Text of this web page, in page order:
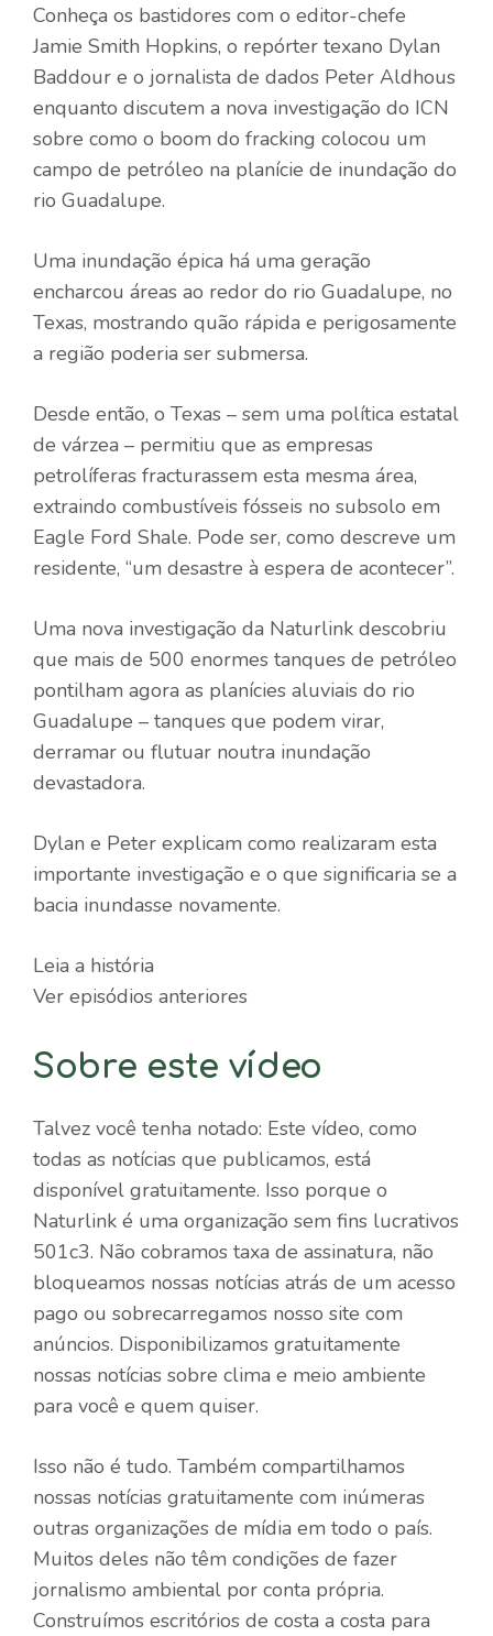
Conheça os bastidores com o editor-chefe
Jamie Smith Hopkins, o repórter texano Dylan
Baddour e o jornalista de dados Peter Aldhous
enquanto discutem a nova investigação do ICN
sobre como o boom do fracking colocou um
campo de petróleo na planície de inundação do
rio Guadalupe.
Uma inundação épica há uma geração
encharcou áreas ao redor do rio Guadalupe, no
Texas, mostrando quão rápida e perigosamente
a região poderia ser submersa.
Desde então, o Texas – sem uma política estatal
de várzea – permitiu que as empresas
petrolíferas fracturassem esta mesma área,
extraindo combustíveis fósseis no subsolo em
Eagle Ford Shale. Pode ser, como descreve um
residente, “um desastre à espera de acontecer”.
Uma nova investigação da Naturlink descobriu
que mais de 500 enormes tanques de petróleo
pontilham agora as planícies aluviais do rio
Guadalupe – tanques que podem virar,
derramar ou flutuar noutra inundação
devastadora.
Dylan e Peter explicam como realizaram esta
importante investigação e o que significaria se a
bacia inundasse novamente.
Leia a história
Ver episódios anteriores
Sobre este vídeo
Talvez você tenha notado: Este vídeo, como
todas as notícias que publicamos, está
disponível gratuitamente. Isso porque o
Naturlink é uma organização sem fins lucrativos
501c3. Não cobramos taxa de assinatura, não
bloqueamos nossas notícias atrás de um acesso
pago ou sobrecarregamos nosso site com
anúncios. Disponibilizamos gratuitamente
nossas notícias sobre clima e meio ambiente
para você e quem quiser.
Isso não é tudo. Também compartilhamos
nossas notícias gratuitamente com inúmeras
outras organizações de mídia em todo o país.
Muitos deles não têm condições de fazer
jornalismo ambiental por conta própria.
Construímos escritórios de costa a costa para